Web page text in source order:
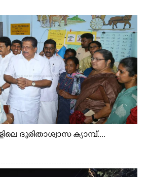
ദുരിതാശ്വാസ ക്യാമ്പ്....